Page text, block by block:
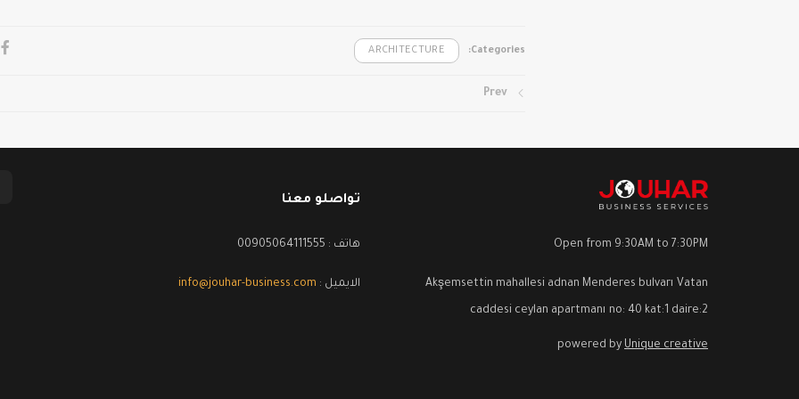
Categories:
ARCHITECTURE
Prev
Open from 9:30AM to 7:30PM
Akşemsettin mahallesi adnan Menderes bulvarı Vatan
caddesi ceylan apartmanı no: 40 kat:1 daire:2
powered by Unique creative
تواصلو معنا
هاتف : 00905064111555
الايميل : info@jouhar-business.com